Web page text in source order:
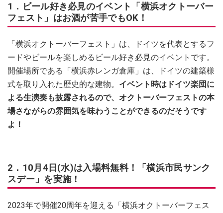
1．ビール好き必見のイベント「横浜オクトーバー
フェスト」はお酒が苦手でもOK！
「横浜オクトーバーフェスト」は、ドイツを代表とするフ
ードやビールを楽しめるビール好き必見のイベントです。
開催場所である「横浜赤レンガ倉庫」は、ドイツの建築様
式を取り入れた歴史的な建物。 イベント時はドイツ楽団に
よる生演奏も披露されるので、オクトーバーフェストの本
場さながらの雰囲気を味わうことができるのだそうです
よ！
2．10月4日(水)は入場料無料！「横浜市民サンク
スデー」を実施！
2023年で開催20周年を迎える「横浜オクトーバーフェス